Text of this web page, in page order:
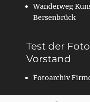
Wanderweg
Bersenbrück
Test der
Vorstand
Fotoarchiv